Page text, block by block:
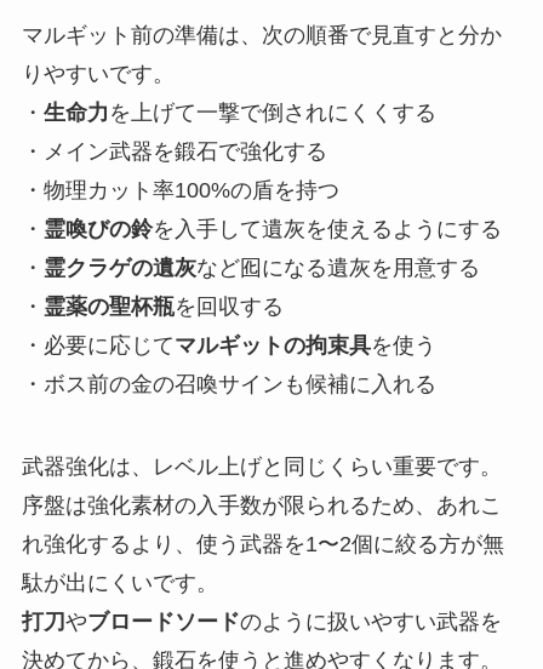
マルギット前の準備は、次の順番で見直すと分か
りやすいです。
・ 生命力 を上げて一撃で倒されにくくする
・メイン武器を鍛石で強化する
・物理カット率100%の盾を持つ
・ 霊喚びの鈴を入手して遺灰を使えるようにする
・ 霊クラゲの遺灰など囮になる遺灰を用意する
・ 霊薬の聖杯瓶を回収する
・必要に応じてマルギットの拘束具を使う
・ボス前の金の召喚サインも候補に入れる
武器強化は、レベル上げと同じくらい重要です。
序盤は強化素材の入手数が限られるため、あれこ
れ強化するより、使う武器を1〜2個に絞る方が無
駄が出にくいです。
打刀やブロードソードのように扱いやすい武器を
決めてから、鍛石を使うと進めやすくなります。